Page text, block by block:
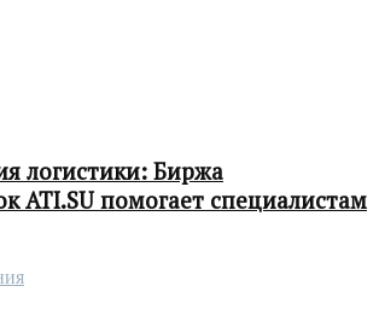
логистики: Биржа
ATI.SU помогает специалистам